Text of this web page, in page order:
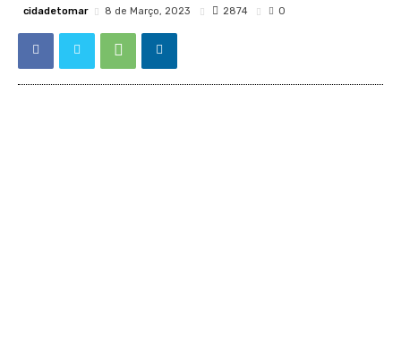
cidadetomar 8 de Março, 2023 2874 0